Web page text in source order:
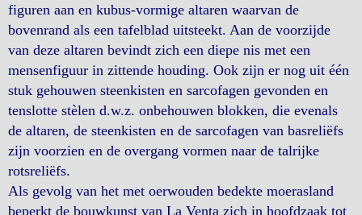
figuren aan en kubus-vormige altaren waarvan de
bovenrand als een tafelblad uitsteekt. Aan de voorzijde
van deze altaren bevindt zich een diepe nis met een
mensenfiguur in zittende houding. Ook zijn er nog uit één
stuk gehouwen steenkisten en sarcofagen gevonden en
tenslotte stèlen d.w.z. onbehouwen blokken, die evenals
de altaren, de steenkisten en de sarcofagen van basreliëfs
zijn voorzien en de overgang vormen naar de talrijke
rotsreliëfs.
Als gevolg van het met oerwouden bedekte moerasland
beperkt de bouwkunst van La Venta zich in hoofdzaak tot